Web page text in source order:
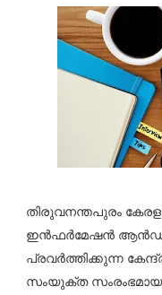
തിരുവനന്തപുരം കേരള
ഇൻഫർമേഷൻ
പ്രവർത്തിക്കുന്ന
സംയുക്ത